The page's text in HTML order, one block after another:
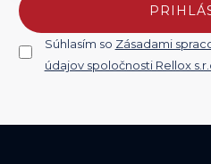
Súhlasím so Zásadami
údajov spoločnosti Rellox